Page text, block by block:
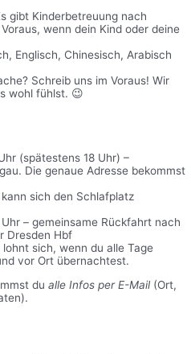
gibt Kinderbetreuung nach
wenn dein Kind oder deine
Englisch, Chinesisch, Arabisch
Schreib uns im Voraus! Wir
wohl fühlst. 😉
(spätestens 18 Uhr) –
Die genaue Adresse bekommst
sich den Schlafplatz
– gemeinsame Rückfahrt nach
Dresden Hbf
sich, wenn du alle Tage
vor Ort übernachtest.
dualle Infos per E-Mail(Ort,